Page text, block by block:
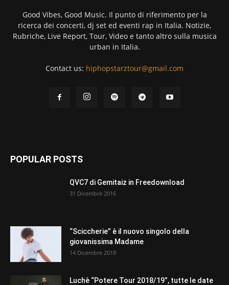
Good Vibes, Good Music. Il punto di riferimento per la
ricerca dei concerti, dj set ed eventi rap in Italia. Notizie,
Rubriche, Live Report, Tour, Video e tanto altro sulla musica
urban in Italia.
Contact us: hiphopstarztour@gmail.com
POPULAR POSTS
QVC7 di Gemitaiz in Freedownload
31 Dicembre 2016
“Sciccherie” è il nuovo singolo della
giovanissima Madame
14 Dicembre 2018
Luchè “Potere Tour 2018/19”, tutte le date